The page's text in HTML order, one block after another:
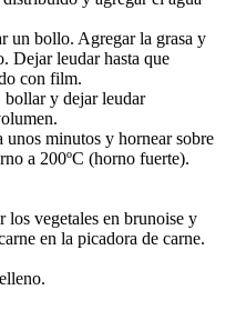
un bollo. Agregar la grasa y
Dejar leudar hasta que
con film.
y dejar leudar
unos minutos y hornear sobre
a 200ºC (horno fuerte).
los vegetales en brunoise y
en la picadora de carne.